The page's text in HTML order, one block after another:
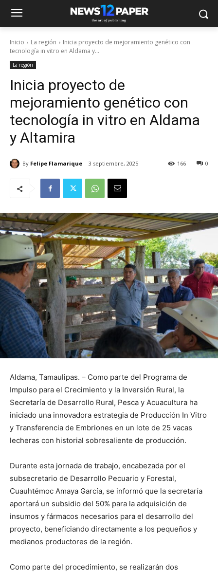
Inicio La región
Inicia proyecto de mejoramiento genético con
tecnología in vitro en Aldama y...
La región
Inicia proyecto de
mejoramiento genético con
tecnología in vitro en Aldama
y Altamira
By Felipe Flamarique 3 septiembre, 2025 0
166
Aldama, Tamaulipas. – Como parte del Programa de
Impulso para el Crecimiento y la Inversión Rural, la
Secretaría de Desarrollo Rural, Pesca y Acuacultura ha
iniciado una innovadora estrategia de Producción In Vitro
y Transferencia de Embriones en un lote de 25 vacas
lecheras con historial sobresaliente de producción.
Durante esta jornada de trabajo, encabezada por el
subsecretario de Desarrollo Pecuario y Forestal,
Cuauhtémoc Amaya García, se informó que la secretaría
aportará un subsidio del 50% para la adquisición de
insumos y fármacos necesarios para el desarrollo del
proyecto, beneficiando directamente a los pequeños y
medianos productores de la región.
Como parte del procedimiento, se realizarán dos